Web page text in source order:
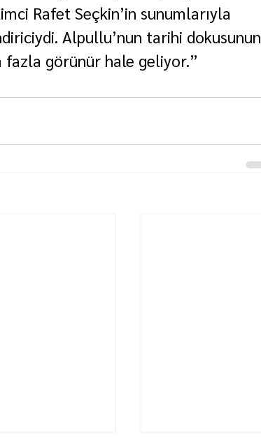
Rafet Seçkin’in sunumlarıyla
Alpullu’nun tarihi dokusunun
görünür hale geliyor.”